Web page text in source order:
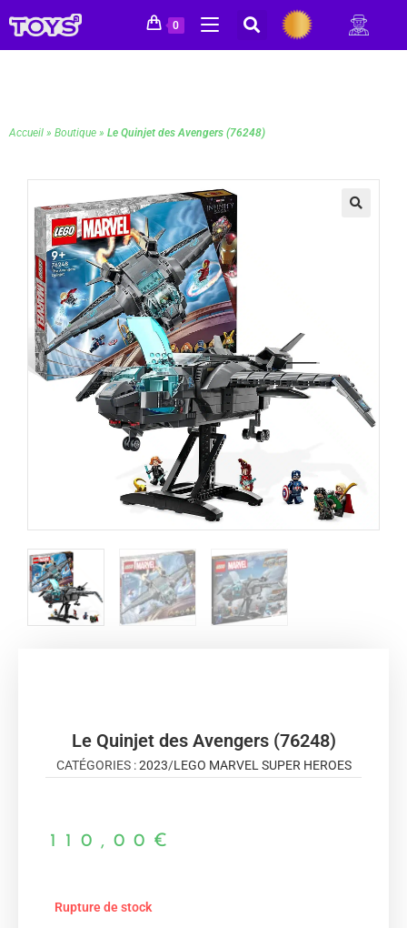
0
Accueil » Boutique » Le Quinjet des Avengers (76248)
Le Quinjet des Avengers (76248)
CATÉGORIES :2023/LEGO MARVEL SUPER HEROES
110,00 €
Rupture de stock